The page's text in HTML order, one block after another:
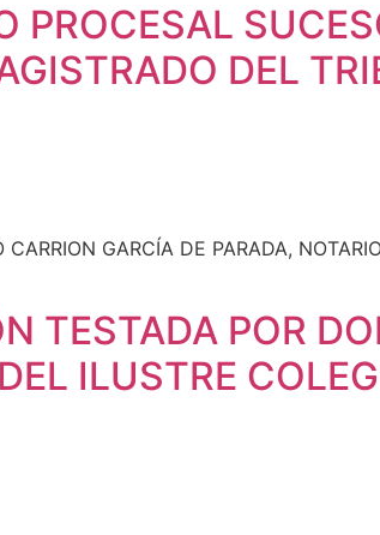
PROCESAL
DEL
TESTADA POR
ILUSTRE